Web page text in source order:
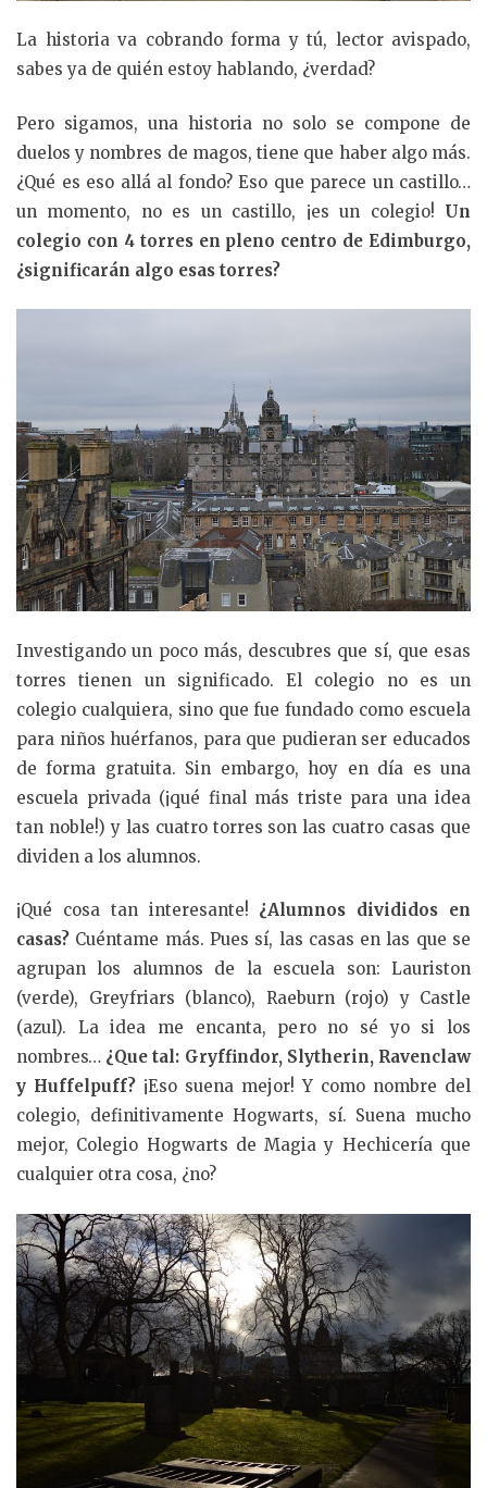
La historia va cobrando forma y tú, lector avispado,
sabes ya de quién estoy hablando, ¿verdad?
Pero sigamos, una historia no solo se compone de
duelos y nombres de magos, tiene que haber algo más.
¿Qué es eso allá al fondo? Eso que parece un castillo…
un momento, no es un castillo, ¡es un colegio! Un
colegio con 4 torres en pleno centro de Edimburgo,
¿significarán algo esas torres?
Investigando un poco más, descubres que sí, que esas
torres tienen un significado. El colegio no es un
colegio cualquiera, sino que fue fundado como escuela
para niños huérfanos, para que pudieran ser educados
de forma gratuita. Sin embargo, hoy en día es una
escuela privada (¡qué final más triste para una idea
tan noble!) y las cuatro torres son las cuatro casas que
dividen a los alumnos.
¡Qué cosa tan interesante! ¿Alumnos divididos en
casas? Cuéntame más. Pues sí, las casas en las que se
agrupan los alumnos de la escuela son: Lauriston
(verde), Greyfriars (blanco), Raeburn (rojo) y Castle
(azul). La idea me encanta, pero no sé yo si los
nombres… ¿Que tal: Gryffindor, Slytherin, Ravenclaw
y Huffelpuff? ¡Eso suena mejor! Y como nombre del
colegio, definitivamente Hogwarts, sí. Suena mucho
mejor, Colegio Hogwarts de Magia y Hechicería que
cualquier otra cosa, ¿no?